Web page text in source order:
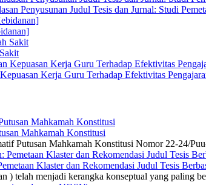
Penyusunan Judul Tesis dan Jurnal: Studi
Kerja Guru Terhadap Efektivitas
Mahkamah Konstitusi
Putusan Mahkamah Konstitusi Nomor 22-24/
Klaster dan Rekomendasi Judul Tesis
) telah menjadi kerangka konseptual yang paling